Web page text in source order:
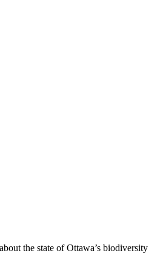
the state of Ottawa’s biodiversity